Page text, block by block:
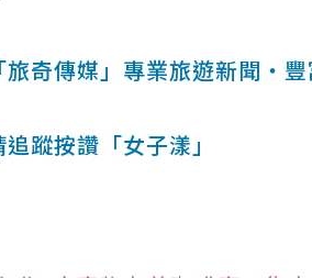
奇傳媒」專業旅遊新聞‧
蹤按讚「女子漾」